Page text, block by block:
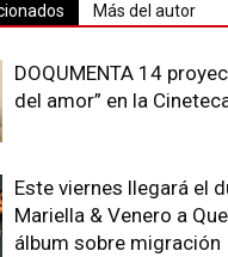
Más del autor
DOQUMENTA 14
del amor” en la
Este viernes llegará el
Mariella & Venero a
álbum sobre migración